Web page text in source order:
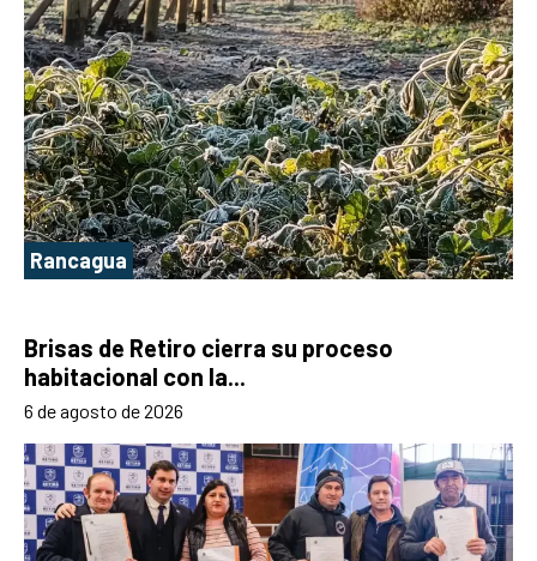
Rancagua
Brisas de Retiro cierra su proceso
habitacional con la...
6 de agosto de 2026